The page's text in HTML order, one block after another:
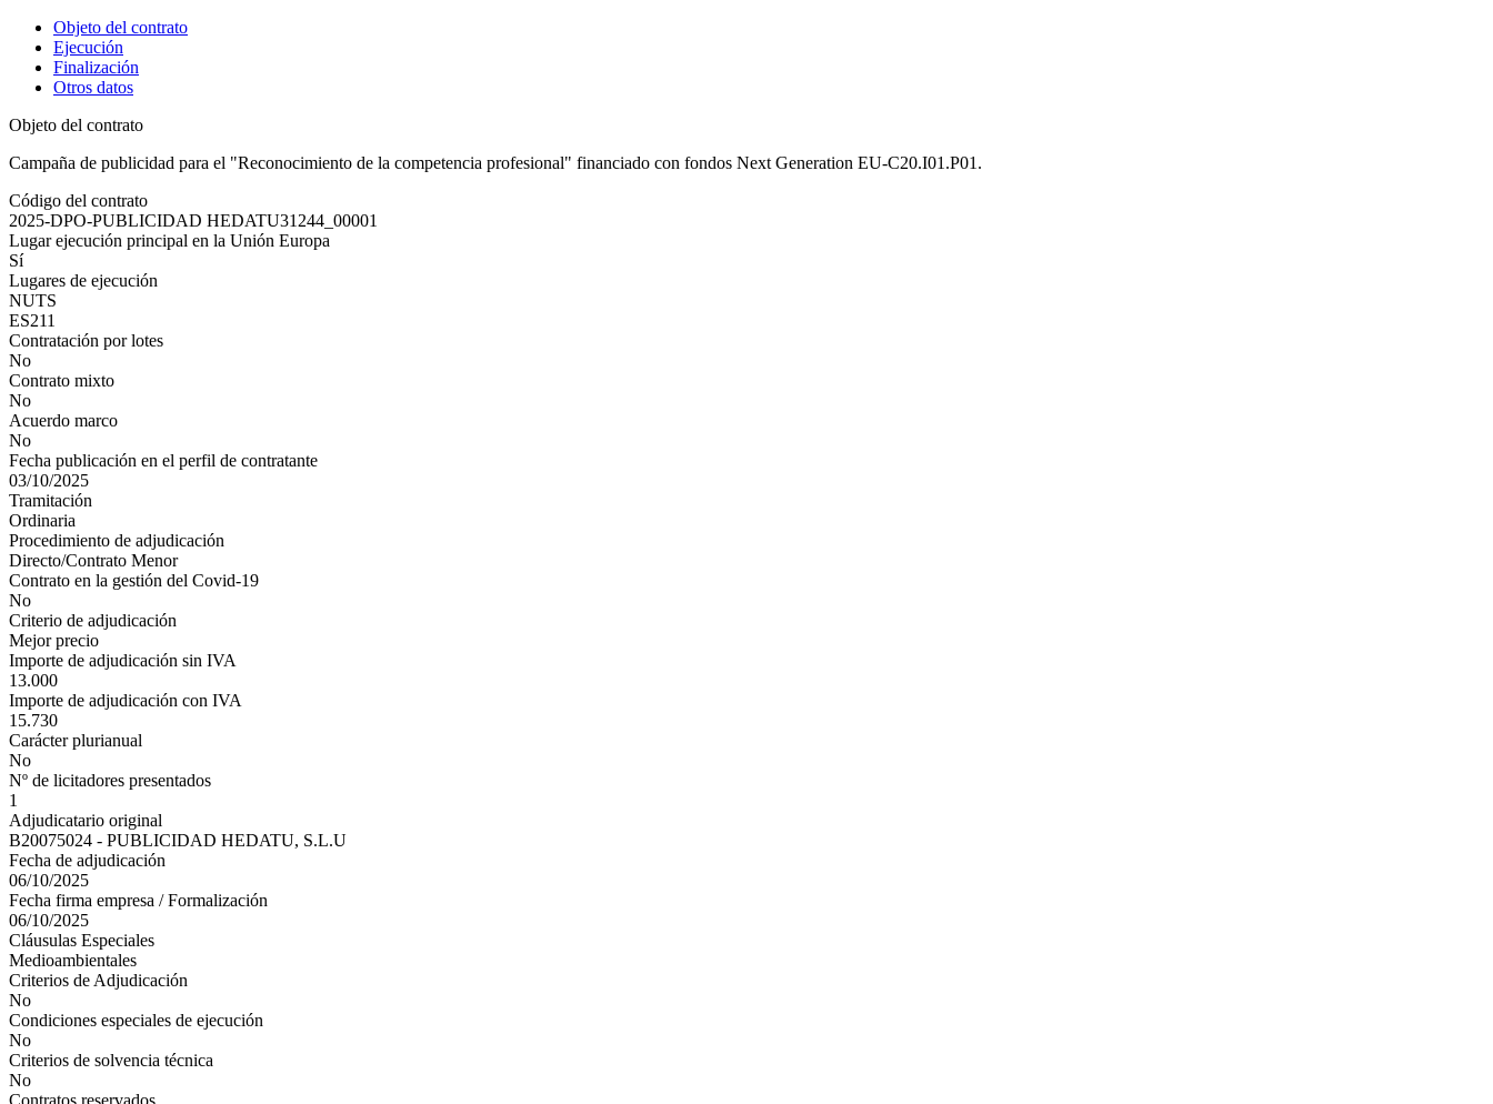
Objeto del contrato
Ejecución
Finalización
Otros datos
Objeto del contrato
Campaña de publicidad para el "Reconocimiento de la competencia profesional" financiado con fondos Next Generation EU-C20.I01.P01.
Código del contrato
2025-DPO-PUBLICIDAD HEDATU31244_00001
Lugar ejecución principal en la Unión Europa
Sí
Lugares de ejecución
NUTS
ES211
Contratación por lotes
No
Contrato mixto
No
Acuerdo marco
No
Fecha publicación en el perfil de contratante
03/10/2025
Tramitación
Ordinaria
Procedimiento de adjudicación
Directo/Contrato Menor
Contrato en la gestión del Covid-19
No
Criterio de adjudicación
Mejor precio
Importe de adjudicación sin IVA
13.000
Importe de adjudicación con IVA
15.730
Carácter plurianual
No
Nº de licitadores presentados
1
Adjudicatario original
B20075024 - PUBLICIDAD HEDATU, S.L.U
Fecha de adjudicación
06/10/2025
Fecha firma empresa / Formalización
06/10/2025
Cláusulas Especiales
Medioambientales
Criterios de Adjudicación
No
Condiciones especiales de ejecución
No
Criterios de solvencia técnica
No